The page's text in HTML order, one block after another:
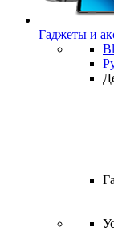
Гаджеты и